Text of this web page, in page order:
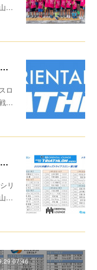
…
2026 沖縄キッズトライアスロン・第２戦 リザルト
ロ
…
2026 沖縄キッズトライアスロン・第２戦 トライアスロン リザルト
リ
…
07:46